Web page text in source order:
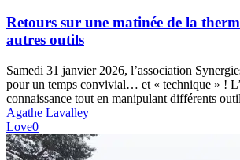
matinée
de
la
et
autres
outils
Retours sur une matinée de la
autres outils
Samedi 31 janvier 2026, l’association
pour un temps convivial… et « technique » !
connaissance tout en manipulant différents
Agathe Lavalley
Love0